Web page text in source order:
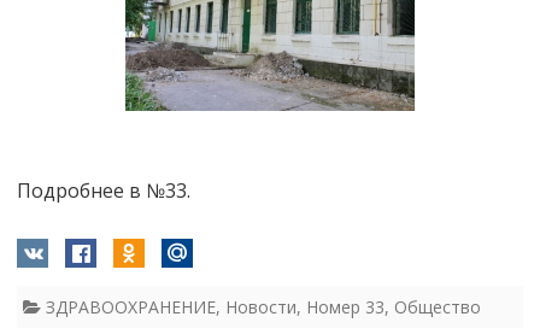
Подробнее в №33.
ЗДРАВООХРАНЕНИЕ, Новости, Номер 33, Общество